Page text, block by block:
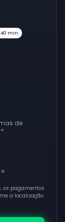
min
de
e
os pagamentos
a localização